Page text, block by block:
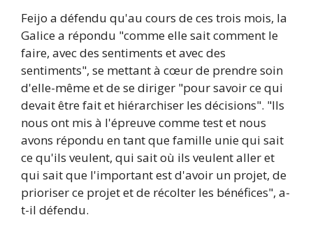
Feijo a défendu qu'au cours de ces trois mois, la
Galice a répondu "comme elle sait comment le
faire, avec des sentiments et avec des
sentiments", se mettant à cœur de prendre soin
d'elle-même et de se diriger "pour savoir ce qui
devait être fait et hiérarchiser les décisions". "Ils
nous ont mis à l'épreuve comme test et nous
avons répondu en tant que famille unie qui sait
ce qu'ils veulent, qui sait où ils veulent aller et
qui sait que l'important est d'avoir un projet, de
prioriser ce projet et de récolter les bénéfices", a-
t-il défendu.